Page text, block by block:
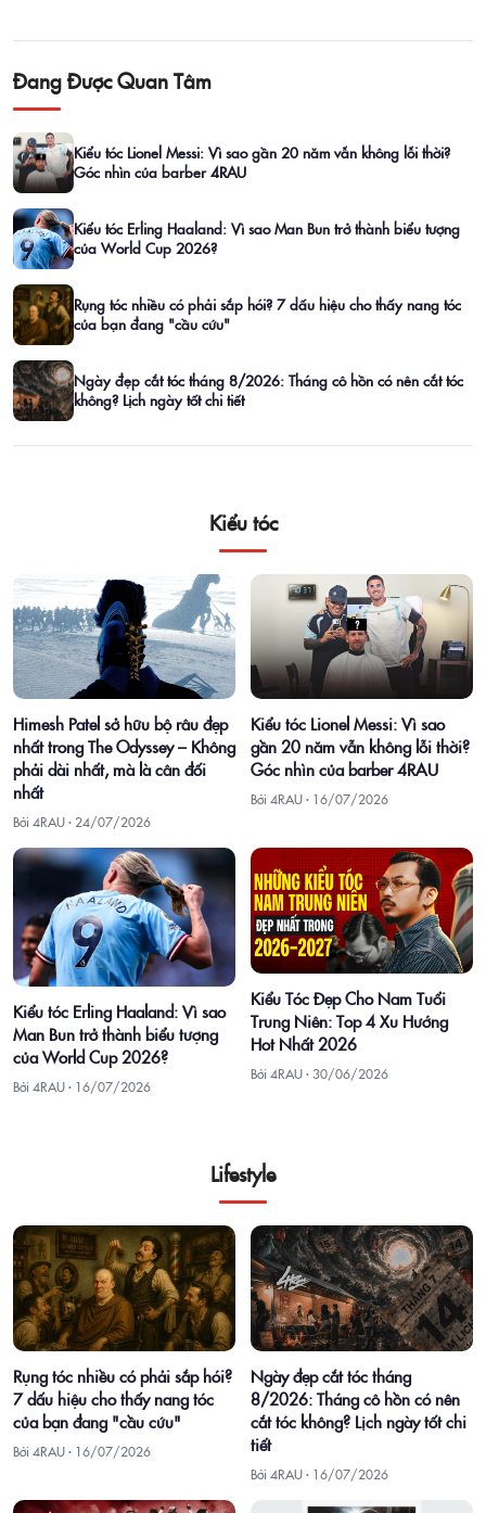
Đang Được Quan Tâm
Kiểu tóc Lionel Messi: Vì sao gần 20 năm vẫn không lỗi thời?
Góc nhìn của barber 4RAU
Kiểu tóc Erling Haaland: Vì sao Man Bun trở thành biểu tượng
của World Cup 2026?
Rụng tóc nhiều có phải sắp hói? 7 dấu hiệu cho thấy nang tóc
của bạn đang "cầu cứu"
Ngày đẹp cắt tóc tháng 8/2026: Tháng cô hồn có nên cắt tóc
không? Lịch ngày tốt chi tiết
Kiểu tóc
Himesh Patel sở hữu bộ râu đẹp
nhất trong The Odyssey – Không
phải dài nhất, mà là cân đối
nhất
Bởi 4RAU · 24/07/2026
Kiểu tóc Lionel Messi: Vì sao
gần 20 năm vẫn không lỗi thời?
Góc nhìn của barber 4RAU
Bởi 4RAU · 16/07/2026
Kiểu tóc Erling Haaland: Vì sao
Man Bun trở thành biểu tượng
của World Cup 2026?
Bởi 4RAU · 16/07/2026
Kiểu Tóc Đẹp Cho Nam Tuổi
Trung Niên: Top 4 Xu Hướng
Hot Nhất 2026
Bởi 4RAU · 30/06/2026
Lifestyle
Rụng tóc nhiều có phải sắp hói?
7 dấu hiệu cho thấy nang tóc
của bạn đang "cầu cứu"
Bởi 4RAU · 16/07/2026
Ngày đẹp cắt tóc tháng
8/2026: Tháng cô hồn có nên
cắt tóc không? Lịch ngày tốt chi
tiết
Bởi 4RAU · 16/07/2026